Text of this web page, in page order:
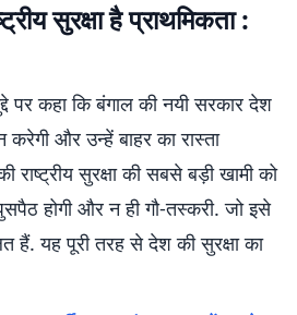
सुरक्षा है प्राथमिकता :
पर कहा कि बंगाल की नयी सरकार देश
और उन्हें बाहर का रास्ता
राष्ट्रीय सुरक्षा की सबसे बड़ी खामी को
होगी और न ही गौ-तस्करी. जो इसे
यह पूरी तरह से देश की सुरक्षा का